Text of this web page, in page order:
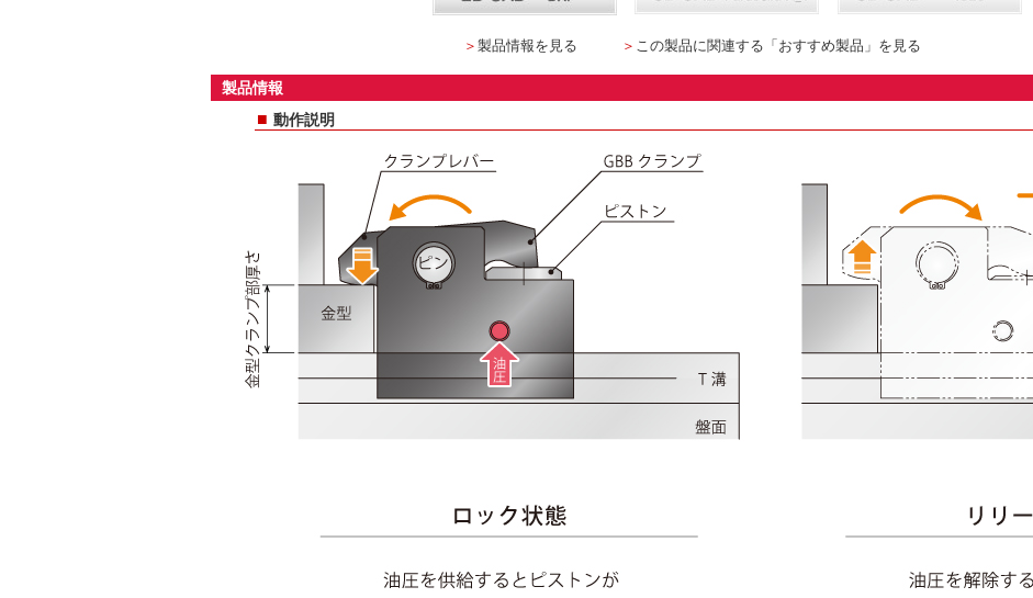
＞ 製品情報を見る ＞ この製品に関連する「おすすめ製品」を見る
製品情報
■ 動作説明